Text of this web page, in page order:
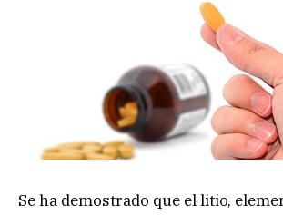
Se ha demostrado que el litio,